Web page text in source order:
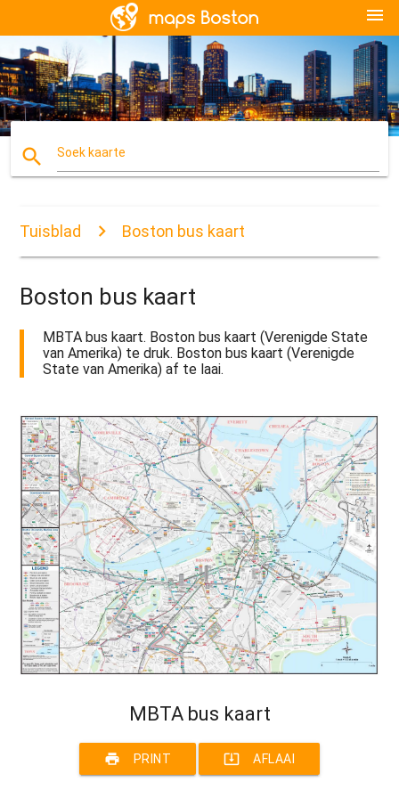
menu
search Soek kaarte
Tuisblad Boston bus kaart
Boston bus kaart
MBTA bus kaart. Boston bus kaart (Verenigde State
van Amerika) te druk. Boston bus kaart (Verenigde
State van Amerika) af te laai.
MBTA bus kaart
print PRINT system_update_alt AFLAAI